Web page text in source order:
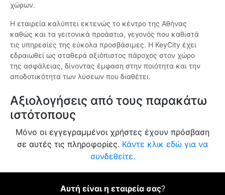
χώρων.
Η εταιρεία καλύπτει εκτενώς το κέντρο της Αθήνας
καθώς και τα γειτονικά προάστια, γεγονός που καθιστά
τις υπηρεσίες της εύκολα προσβάσιμες. Η KeyCity έχει
εδραιωθεί ως σταθερά αξιόπιστος πάροχος στον χώρο
της ασφάλειας, δίνοντας έμφαση στην ποιότητα και την
αποδοτικότητα των λύσεων που διαθέτει.
Αξιολογήσεις από τους παρακάτω
ιστότοπους
Μόνο οι εγγεγραμμένοι χρήστες έχουν πρόσβαση
σε αυτές τις πληροφορίες. Κάντε κλικ εδώ για να
συνδεθείτε.
Αυτή είναι η εταιρεία σας?